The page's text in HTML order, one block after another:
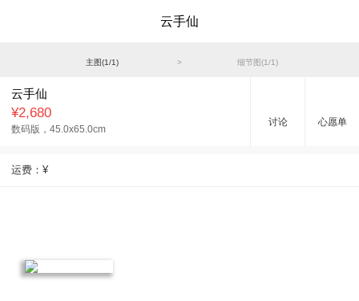
云手仙
主图(1/1) > 细节图(1/1)
云手仙
¥2,680
数码版， 45.0x65.0cm
讨论 心愿单
运费： ¥